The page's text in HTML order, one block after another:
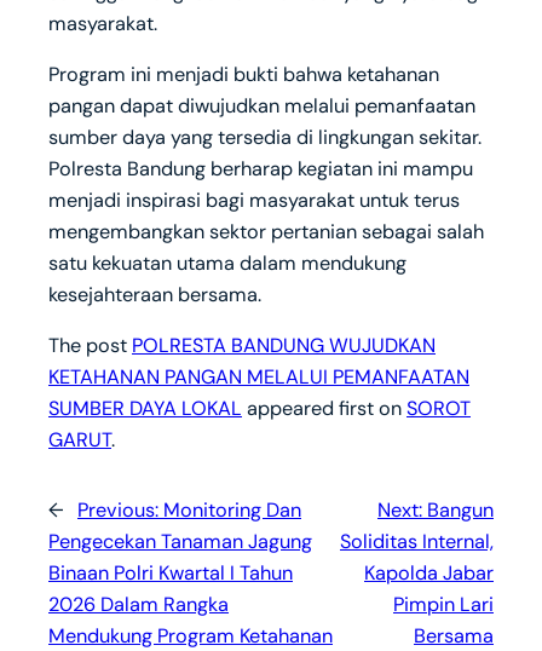
masyarakat.
Program ini menjadi bukti bahwa ketahanan
pangan dapat diwujudkan melalui pemanfaatan
sumber daya yang tersedia di lingkungan sekitar.
Polresta Bandung berharap kegiatan ini mampu
menjadi inspirasi bagi masyarakat untuk terus
mengembangkan sektor pertanian sebagai salah
satu kekuatan utama dalam mendukung
kesejahteraan bersama.
The post POLRESTA BANDUNG WUJUDKAN
KETAHANAN PANGAN MELALUI PEMANFAATAN
SUMBER DAYA LOKAL appeared first onSOROT
GARUT.
← Previous: Monitoring Dan
Pengecekan Tanaman Jagung
Binaan Polri Kwartal I Tahun
2026 Dalam Rangka
Mendukung Program Ketahanan
Next: Bangun
Soliditas Internal,
Kapolda Jabar
Pimpin Lari
Bersama